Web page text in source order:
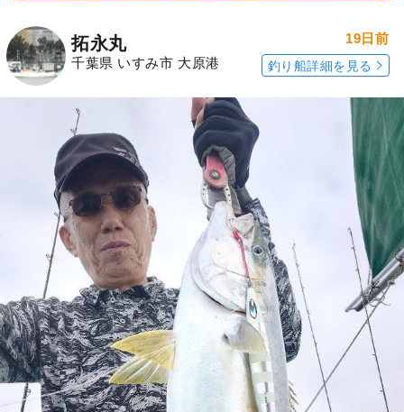
拓永丸
千葉県 いすみ市 大原港
19日前
釣り船詳細を見る